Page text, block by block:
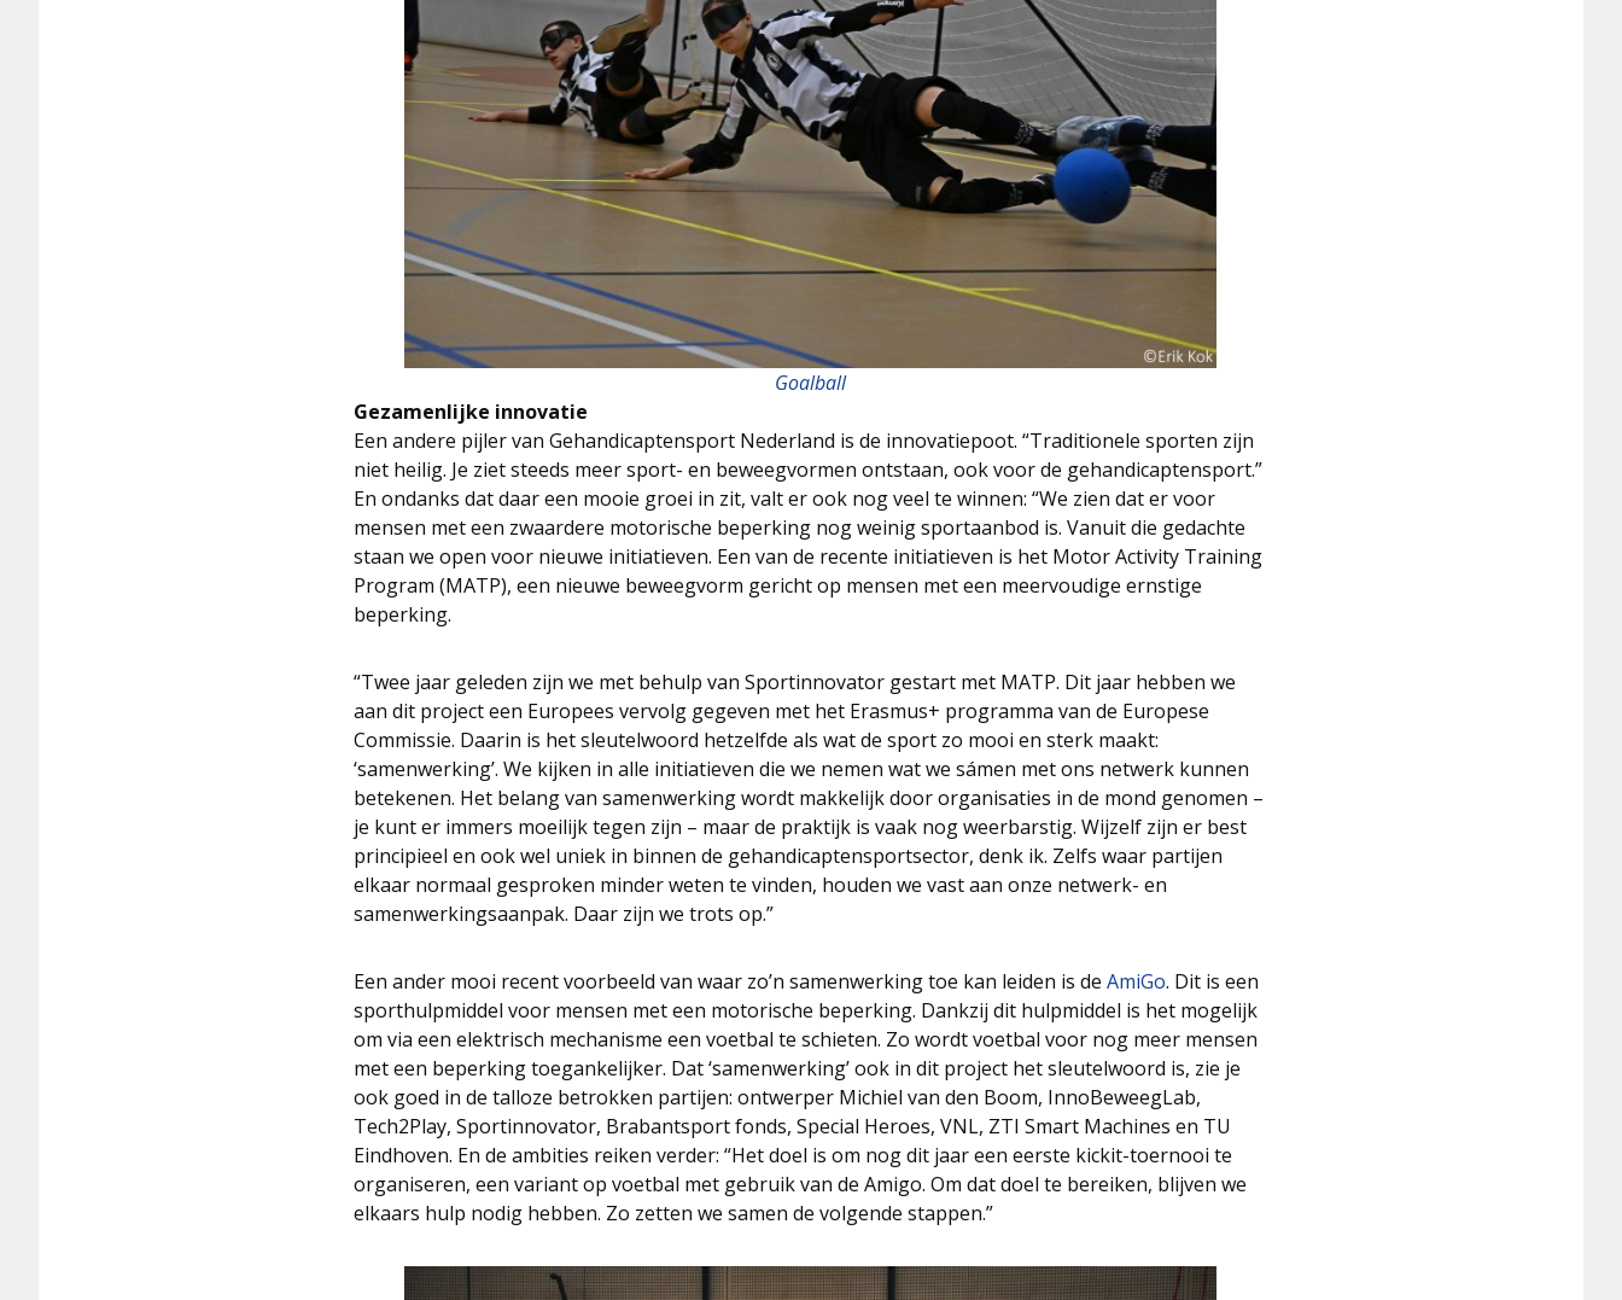
Goalball
Gezamenlijke innovatie
Een andere pijler van Gehandicaptensport Nederland is de innovatiepoot. “Traditionele sporten zijn
niet heilig. Je ziet steeds meer sport- en beweegvormen ontstaan, ook voor de gehandicaptensport.”
En ondanks dat daar een mooie groei in zit, valt er ook nog veel te winnen: “We zien dat er voor
mensen met een zwaardere motorische beperking nog weinig sportaanbod is. Vanuit die gedachte
staan we open voor nieuwe initiatieven. Een van de recente initiatieven is het Motor Activity Training
Program (MATP), een nieuwe beweegvorm gericht op mensen met een meervoudige ernstige
beperking.
“Twee jaar geleden zijn we met behulp van Sportinnovator gestart met MATP. Dit jaar hebben we
aan dit project een Europees vervolg gegeven met het Erasmus+ programma van de Europese
Commissie. Daarin is het sleutelwoord hetzelfde als wat de sport zo mooi en sterk maakt:
‘samenwerking’. We kijken in alle initiatieven die we nemen wat we sámen met ons netwerk kunnen
betekenen. Het belang van samenwerking wordt makkelijk door organisaties in de mond genomen –
je kunt er immers moeilijk tegen zijn – maar de praktijk is vaak nog weerbarstig. Wijzelf zijn er best
principieel en ook wel uniek in binnen de gehandicaptensportsector, denk ik. Zelfs waar partijen
elkaar normaal gesproken minder weten te vinden, houden we vast aan onze netwerk- en
samenwerkingsaanpak. Daar zijn we trots op.”
Een ander mooi recent voorbeeld van waar zo’n samenwerking toe kan leiden is deAmiGo. Dit is een
sporthulpmiddel voor mensen met een motorische beperking. Dankzij dit hulpmiddel is het mogelijk
om via een elektrisch mechanisme een voetbal te schieten. Zo wordt voetbal voor nog meer mensen
met een beperking toegankelijker. Dat ‘samenwerking’ ook in dit project het sleutelwoord is, zie je
ook goed in de talloze betrokken partijen: ontwerper Michiel van den Boom, InnoBeweegLab,
Tech2Play, Sportinnovator, Brabantsport fonds, Special Heroes, VNL, ZTI Smart Machines en TU
Eindhoven. En de ambities reiken verder: “Het doel is om nog dit jaar een eerste kickit-toernooi te
organiseren, een variant op voetbal met gebruik van de Amigo. Om dat doel te bereiken, blijven we
elkaars hulp nodig hebben. Zo zetten we samen de volgende stappen.”